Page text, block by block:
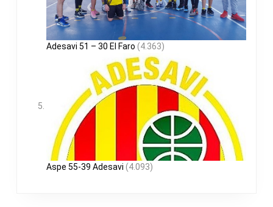
Adesavi 51 – 30 El Faro (4.363)
Aspe 55-39 Adesavi (4.093)